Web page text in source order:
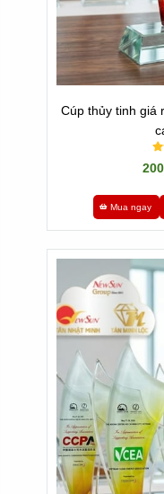
Cúp thủy tinh giá
Mua ngay